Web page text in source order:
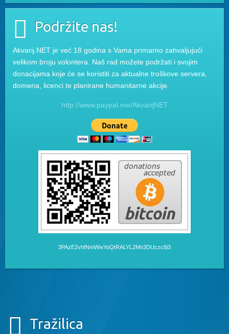
Podržite nas!
Akvarij.NET je već 18 godina s Vama primarno zahvaljujući
velikom broju volontera. Naš rad možete podržati i svojim
donacijama koje će se koristiti za aktualne troškove servera,
domena, licenci te planirane humanitarne akcije.
http://www.paypal.me/AkvarijNET
3PAzE2vhfNmWwYoQtRALYL2Mn3DUczc8i3
Tražilica